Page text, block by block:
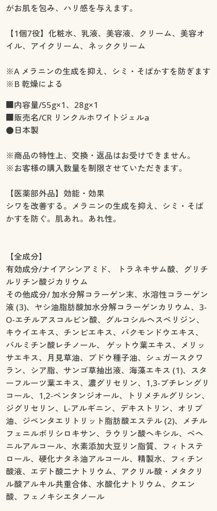
がお肌を包み、ハリ感を与えます。
【1個7役】化粧水、乳液、美容液、クリーム、美容オ
イル、アイクリーム、ネッククリーム
※A メラニンの生成を抑え、シミ・そばかすを防ぎます
※B 乾燥による
■内容量/55g×1、28g×1
■販売名/CR リンクルホワイトジェルa
●日本製
※商品の特性上、交換・返品はお受けできません。
※お客様の購入数量を制限させていただきます。
【医薬部外品】効能・効果
シワを改善する。メラニンの生成を抑え、シミ・そば
かすを防ぐ。肌あれ。あれ性。
【全成分】
有効成分/ナイアシンアミド、 トラネキサム酸、グリチ
ルリチン酸ジカリウム
その他成分/ 加水分解コラーゲン末、水溶性コラーゲン
液 (3)、ヤシ油脂肪酸加水分解コラーゲンカリウム、3-
O-エチルアスコルビン酸、グルコシルヘスペリジン、
キウイエキス、チンピエキス、バクモンドウエキス、
パルミチン酸レチノール、 ゲットウ葉エキス、メリッ
サエキス、月見草油、ブドウ種子油、シュガースクワ
ラン、シア脂、サンゴ草抽出液、海藻エキス (1)、スタ
ーフルーツ葉エキス、濃グリセリン、1,3-ブチレングリ
コール、1,2-ペンタンジオール、トリメチルグリシン、
ジグリセリン、L-アルギニン、デキストリン、オリブ
油、ジペンタエリトリット脂肪酸エステル (2)、メチル
フェニルポリシロキサン、ラウリン酸ヘキシル、ベヘ
ニルアルコール、水素添加大豆リン脂質、フィトステ
ロール、硬化ナタネ油アルコール、精製水、フィチン
酸液、エデト酸二ナトリウム、アクリル酸・メタクリ
ル酸アルキル共重合体、水酸化ナトリウム、クエン
酸、フェノキシエタノール